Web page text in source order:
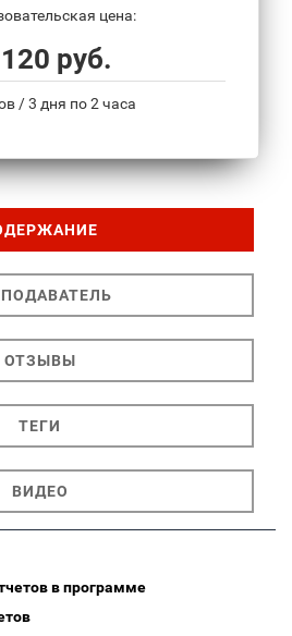
цена:
руб.
/ 3 дня по 2 часа
ОТЗЫВЫ
ТЕГИ
ВИДЕО
в программе